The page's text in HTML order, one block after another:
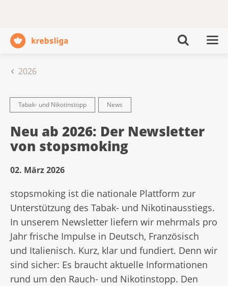
2026
Tabak- und Nikotinstopp News
Neu ab 2026: Der Newsletter
von stopsmoking
02. März 2026
stopsmoking ist die nationale Plattform zur
Unterstützung des Tabak- und Nikotinausstiegs.
In unserem Newsletter liefern wir mehrmals pro
Jahr frische Impulse in Deutsch, Französisch
und Italienisch. Kurz, klar und fundiert. Denn wir
sind sicher: Es braucht aktuelle Informationen
rund um den Rauch- und Nikotinstopp. Den